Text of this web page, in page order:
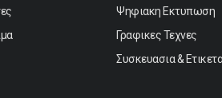
Ψηφιακη Εκτυπωση
Γραφικες Τεχνες
Συσκευασια &